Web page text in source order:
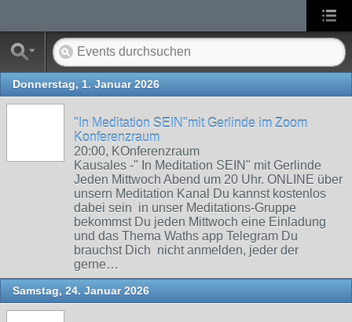
Donnerstag, 1. Januar 2026
"In Meditation SEIN"mit Gerlinde im Zoom
Konferenzraum
20:00, KOnferenzraum
Kausales -" In Meditation SEIN" mit Gerlinde
Jeden Mittwoch Abend um 20 Uhr. ONLINE über
unsern Meditation Kanal Du kannst kostenlos
dabei sein in unser Meditations-Gruppe
bekommst Du jeden Mittwoch eine Einladung
und das Thema Waths app Telegram Du
brauchst Dich nicht anmelden, jeder der
gerne…
Samstag, 24. Januar 2026